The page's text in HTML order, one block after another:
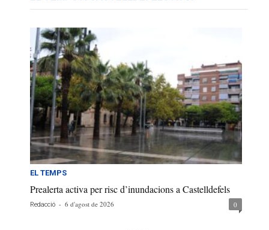
EL TEMPS
Prealerta activa per risc d’inundacions a Castelldefels
Redacció - 6 d'agost de 2026 0